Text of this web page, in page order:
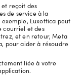
reçoit des
de service à la
Luxottica peut
courriel et des
et en retour, Meta
pour aider à résoudre
liée à votre